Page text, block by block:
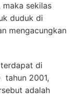
maka sekilas
duduk di
mengacungkan
di
tahun 2001,
adalah